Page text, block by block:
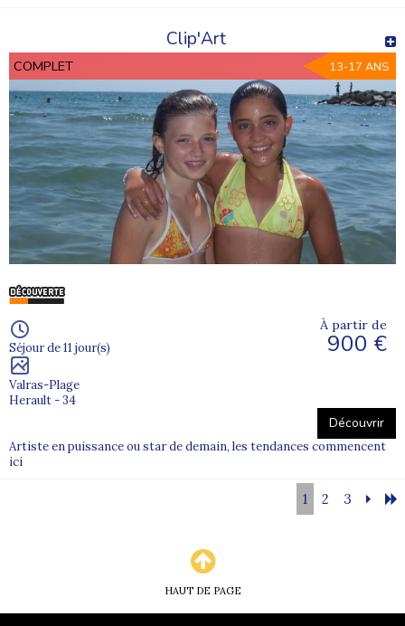
Clip'Art
COMPLET 13-17 ANS
Séjour de 11 jour(s)
Valras-Plage
Herault - 34
À partir de
900 €
Découvrir
Artiste en puissance ou star de demain, les tendances commencent
ici
1 2 3
HAUT DE PAGE